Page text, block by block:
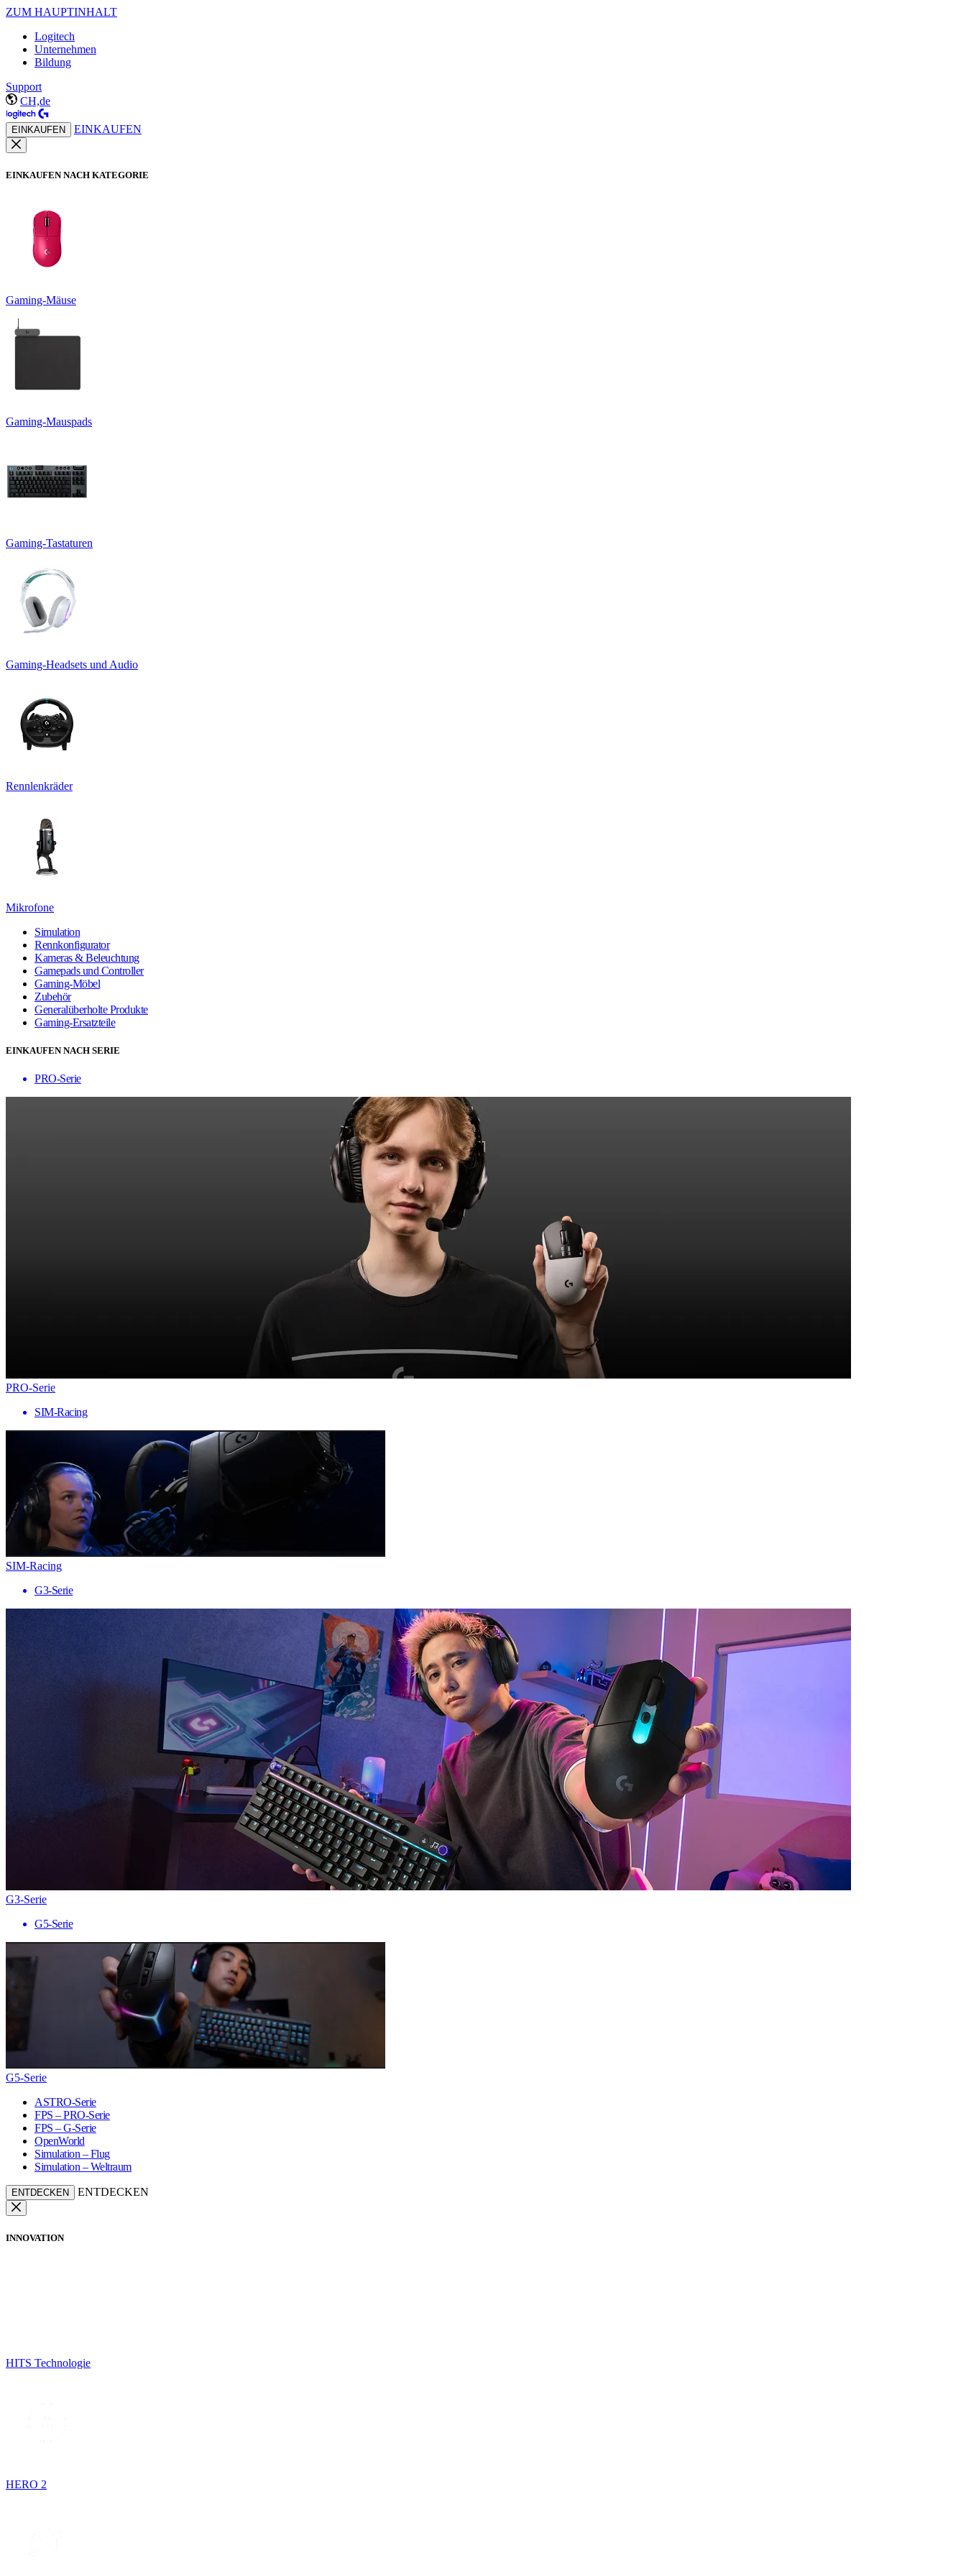
ZUM HAUPTINHALT
Logitech
Unternehmen
Bildung
Support
CH,de
EINKAUFEN EINKAUFEN
EINKAUFEN NACH KATEGORIE
Gaming-Mäuse
Gaming-Mauspads
Gaming-Tastaturen
Gaming-Headsets und Audio
Rennlenkräder
Mikrofone
Simulation
Rennkonfigurator
Kameras & Beleuchtung
Gamepads und Controller
Gaming-Möbel
Zubehör
Generalüberholte Produkte
Gaming-Ersatzteile
EINKAUFEN NACH SERIE
PRO-Serie
PRO-Serie
SIM-Racing
SIM-Racing
G3-Serie
G3-Serie
G5-Serie
G5-Serie
ASTRO-Serie
FPS – PRO-Serie
FPS – G-Serie
OpenWorld
Simulation – Flug
Simulation – Weltraum
ENTDECKEN ENTDECKEN
INNOVATION
HITS Technologie
HERO 2